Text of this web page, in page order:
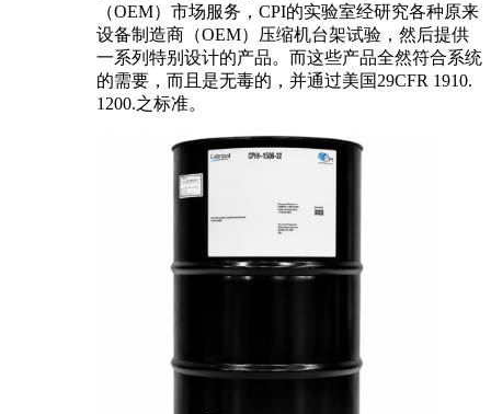
（OEM）市场服务，CPI的实验室经研究各种原来
设备制造商（OEM）压缩机台架试验，然后提供
一系列特别设计的产品。而这些产品全然符合系统
的需要，而且是无毒的，并通过美国29CFR 1910.
1200.之标准。